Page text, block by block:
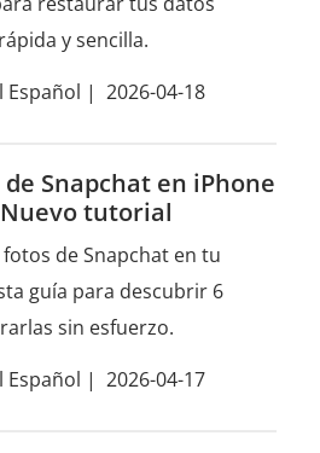
y sencilla.
Español | 2026-04-18
Snapchat en iPhone
tutorial
de Snapchat en tu
guía para descubrir 6
sin esfuerzo.
Español | 2026-04-17